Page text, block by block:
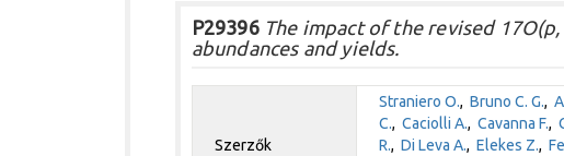
P29396The impact of the revised
abundances and yields.
Szerzők
Straniero O., Bruno C. G.,
C., Caciolli A., Cavanna F.,
R., Di Leva A., Elekes Z.,